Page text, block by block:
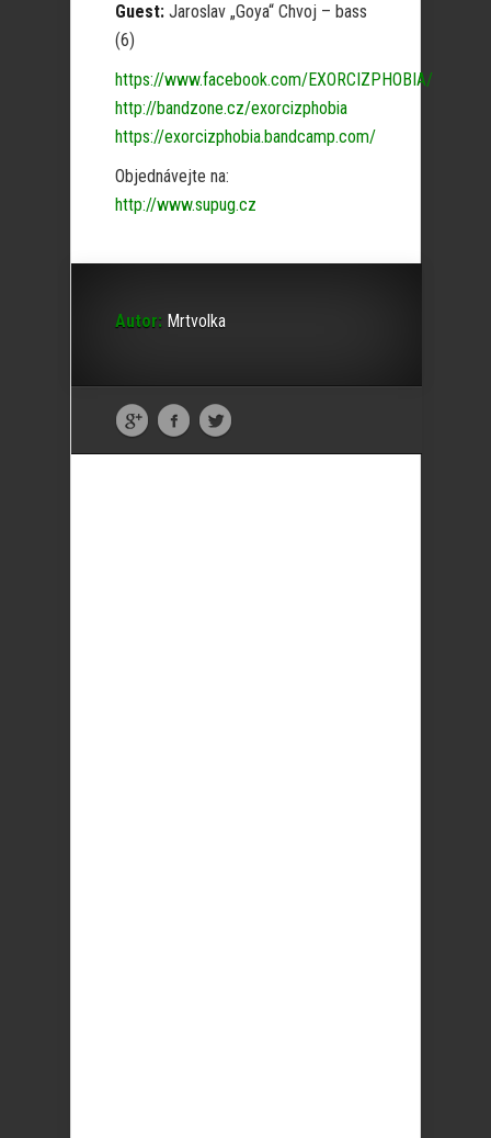
Guest: Jaroslav „Goya“ Chvoj – bass
(6)
https://www.facebook.com/EXORCIZPHOBIA/
http://bandzone.cz/exorcizphobia
https://exorcizphobia.bandcamp.com/
Objednávejte na:
http://www.supug.cz
Autor: Mrtvolka